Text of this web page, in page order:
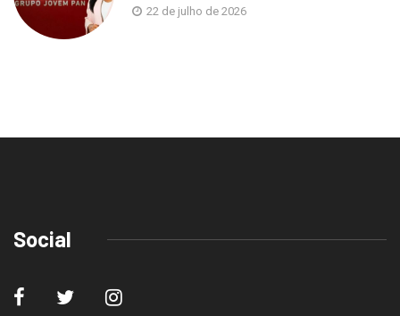
22 de julho de 2026
Social